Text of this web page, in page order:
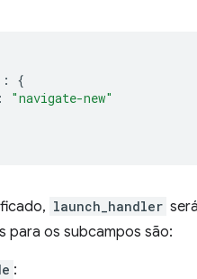
:
{
:
"navigate-new"
launch_handler
para os subcampos são:
: